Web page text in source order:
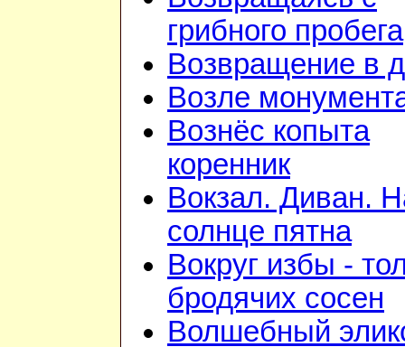
грибного пробега
Возвращение в
Возле
Вознёс копыта
коренник
Вокзал. Диван.
солнце пятна
Вокруг избы -
бродячих сосен
Волшебный